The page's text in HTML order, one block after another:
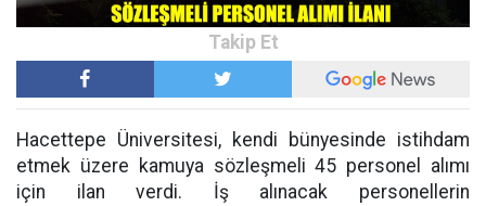
Hacettepe Üniversitesi, kendi bünyesinde istihdam
etmek üzere kamuya sözleşmeli 45 personel alımı
için ilan verdi. İş alınacak personellerin